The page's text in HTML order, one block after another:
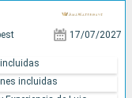
17/07/2027
incluidas